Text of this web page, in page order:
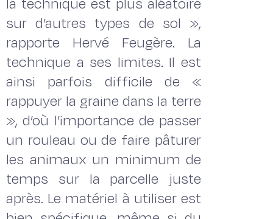
sur d’autres types de sol »,
rapporte Hervé Feugère. La
technique a ses limites. Il est
ainsi parfois difficile de «
rappuyer la graine dans la terre
», d’où l’importance de passer
un rouleau ou de faire pâturer
les animaux un minimum de
temps sur la parcelle juste
après. Le matériel à utiliser est